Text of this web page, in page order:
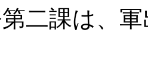
二課は、